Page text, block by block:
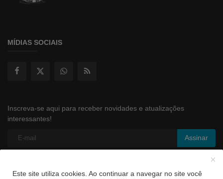
MÍDIAS SOCIAIS
Inscreva-se aqui para receber novidades e atualizações
interessantes!
Assinar
Este site utiliza cookies. Ao continuar a navegar no site você